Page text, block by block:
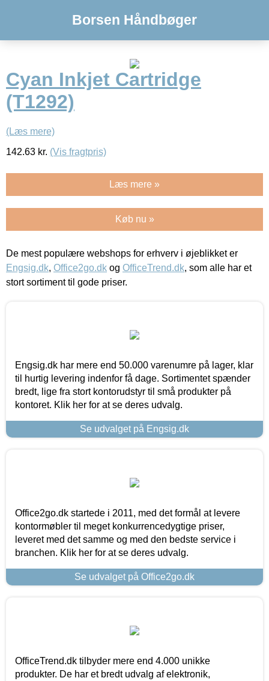
Borsen Håndbøger
Cyan Inkjet Cartridge
(T1292)
(Læs mere)
142.63 kr. (Vis fragtpris)
Læs mere »
Køb nu »
De mest populære webshops for erhverv i øjeblikket er
Engsig.dk, Office2go.dk og OfficeTrend.dk, som alle har et
stort sortiment til gode priser.
Engsig.dk har mere end 50.000 varenumre på lager, klar
til hurtig levering indenfor få dage. Sortimentet spænder
bredt, lige fra stort kontorudstyr til små produkter på
kontoret. Klik her for at se deres udvalg.
Se udvalget på Engsig.dk
Office2go.dk startede i 2011, med det formål at levere
kontormøbler til meget konkurrencedygtige priser,
leveret med det samme og med den bedste service i
branchen. Klik her for at se deres udvalg.
Se udvalget på Office2go.dk
OfficeTrend.dk tilbyder mere end 4.000 unikke
produkter. De har et bredt udvalg af elektronik,